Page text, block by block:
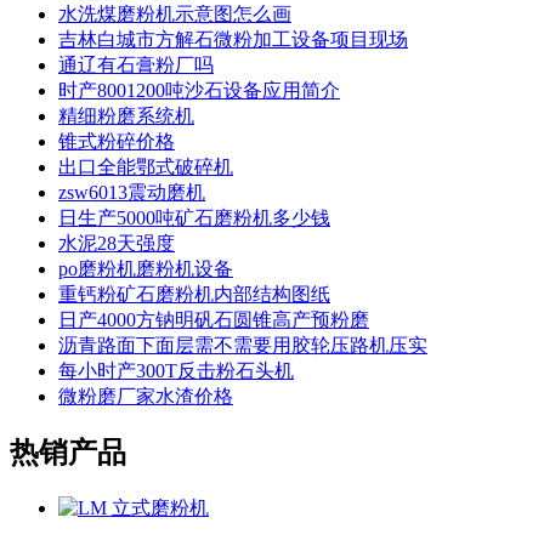
水洗煤磨粉机示意图怎么画
吉林白城市方解石微粉加工设备项目现场
通辽有石膏粉厂吗
时产8001200吨沙石设备应用简介
精细粉磨系统机
锥式粉碎价格
出口全能鄂式破碎机
zsw6013震动磨机
日生产5000吨矿石磨粉机多少钱
水泥28天强度
po磨粉机磨粉机设备
重钙粉矿石磨粉机内部结构图纸
日产4000方钠明矾石圆锥高产预粉磨
沥青路面下面层需不需要用胶轮压路机压实
每小时产300T反击粉石头机
微粉磨厂家水渣价格
热销产品